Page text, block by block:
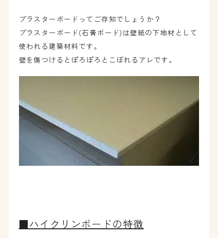
プラスターボードってご存知でしょうか？
プラスターボード(石膏ボード)は壁紙の下地材として
使われる建築材料です。
壁を傷つけるとぽろぽろとこぼれるアレです。
■ハイクリンボードの特徴